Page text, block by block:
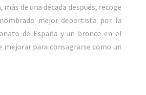
de una década después, recoge
mejor deportista por la
de España y un bronce en el
mejorar para consagrarse como un